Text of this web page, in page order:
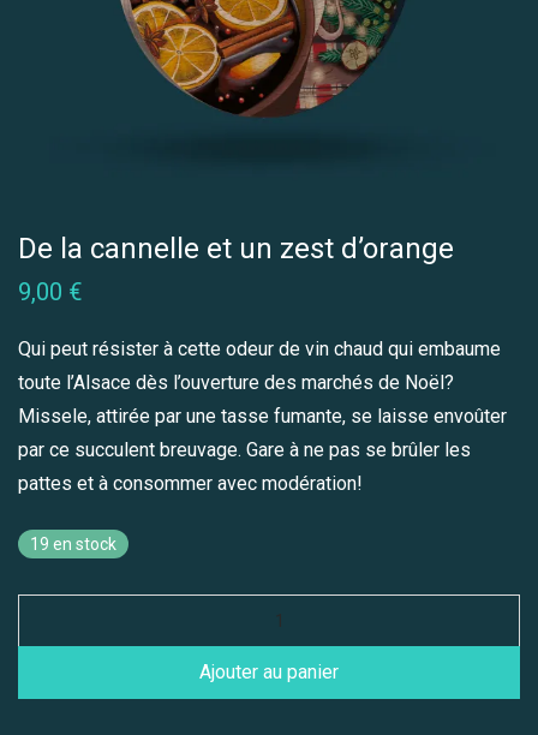
De la cannelle et un zest d’orange
9,00 €
Qui peut résister à cette odeur de vin chaud qui embaume
toute l’Alsace dès l’ouverture des marchés de Noël?
Missele, attirée par une tasse fumante, se laisse envoûter
par ce succulent breuvage. Gare à ne pas se brûler les
pattes et à consommer avec modération!
19 en stock
Ajouter au panier